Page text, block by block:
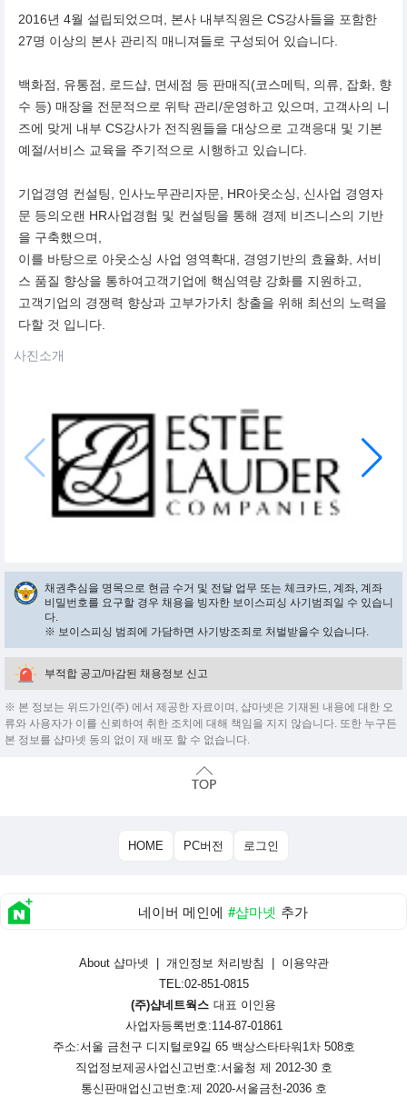
2016년 4월 설립되었으며, 본사 내부직원은 CS강사들을 포함한
27명 이상의 본사 관리직 매니져들로 구성되어 있습니다.
백화점, 유통점, 로드샵, 면세점 등 판매직(코스메틱, 의류, 잡화, 향
수 등) 매장을 전문적으로 위탁 관리/운영하고 있으며, 고객사의 니
즈에 맞게 내부 CS강사가 전직원들을 대상으로 고객응대 및 기본
예절/서비스 교육을 주기적으로 시행하고 있습니다.
기업경영 컨설팅, 인사노무관리자문, HR아웃소싱, 신사업 경영자
문 등의오랜 HR사업경험 및 컨설팅을 통해 경제 비즈니스의 기반
을 구축했으며,
이를 바탕으로 아웃소싱 사업 영역확대, 경영기반의 효율화, 서비
스 품질 향상을 통하여고객기업에 핵심역량 강화를 지원하고,
고객기업의 경쟁력 향상과 고부가가치 창출을 위해 최선의 노력을
다할 것 입니다.
사진소개
채권추심을 명목으로 현금 수거 및 전달 업무 또는 체크카드, 계좌, 계좌
비밀번호를 요구할 경우 채용을 빙자한 보이스피싱 사기범죄일 수 있습니
다.
※ 보이스피싱 범죄에 가담하면 사기방조죄로 처벌받을수 있습니다.
부적합 공고/마감된 채용정보 신고
※ 본 정보는 위드가인(주) 에서 제공한 자료이며, 샵마넷은 기재된 내용에 대한 오
류와 사용자가 이를 신뢰하여 취한 조치에 대해 책임을 지지 않습니다. 또한 누구든
본 정보를 샵마넷 동의 없이 재 배포 할 수 없습니다.
HOME PC버전 로그인
네이버 메인에 #샵마넷 추가
About 샵마넷 개인정보 처리방침
이용약관
TEL:02-851-0815
(주)샵네트웍스 대표 이인용
사업자등록번호:114-87-01861
주소:서울 금천구 디지털로9길 65 백상스타타워1차 508호
직업정보제공사업신고번호:서울청 제 2012-30 호
통신판매업신고번호:제 2020-서울금천-2036 호